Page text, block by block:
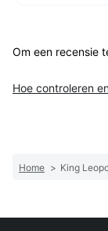
Om een recensie
Hoe controleren
Home > King